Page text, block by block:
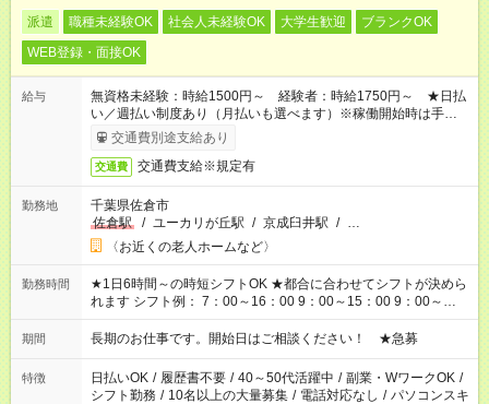
派遣 職種未経験OK 社会人未経験OK 大学生歓迎
ブランクOK
WEB登録・面接OK
給与
無資格未経験：時給1500円～ 経験者：時給1750円～ ★日払
い／週払い制度あり（月払いも選べます）※稼働開始時は手続き
完了次第のお支払いとなります。
交通費別途支給あり
交通費 交通費支給※規定有
勤務地
千葉県佐倉市
佐倉駅
/ ユーカリが丘駅 / 京成臼井駅 / …
〈お近くの老人ホームなど〉
勤務時間
★1日6時間～の時短シフトOK ★都合に合わせてシフトが決めら
れます シフト例： 7：00～16：00 9：00～15：00 9：00～
18：00 11：00～20：00 など ※Wワークの場合、他のお仕事と
合わせ週40時間超の就業はご案内できません ※法令に基づき、
派遣法（日雇い派遣の原則禁止）により、短時間・短期間の就
業はご案内が難しい場合があります
期間 長期のお仕事です。開始日はご相談ください！ ★急募
特徴 日払いOK / 履歴書不要 / 40～50代活躍中 / 副業・WワークOK /
シフト勤務 / 10名以上の大量募集 / 電話対応なし / パソコンスキ